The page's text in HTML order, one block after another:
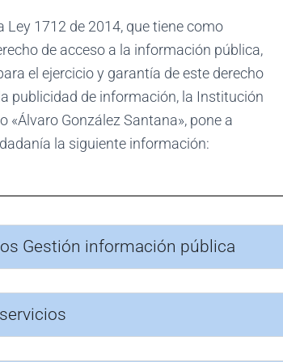
Ley 1712 de 2014, que tiene como
de acceso a la información pública,
el ejercicio y garantía de este derecho
publicidad de información, la Institución
«Álvaro González Santana», pone a
la siguiente información:
Gestión información pública